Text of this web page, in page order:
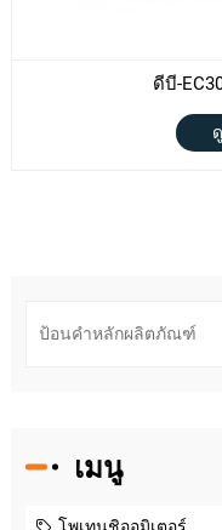
ดีบี-
เมนู
โพเทนชิออมิเตอร์